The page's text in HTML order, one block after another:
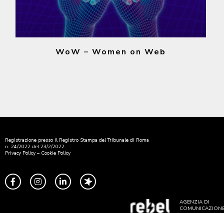
WoW – Women on Web
Registrazione presso il Registro Stampa del Tribunale di Roma
n. 24/2022 del 23/2/2022
Privacy Policy – Cookie Policy
AGENZIA DI